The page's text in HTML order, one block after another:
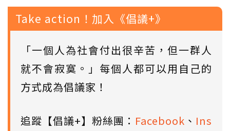
Take action！加入《倡議+》
「一個人為社會付出很辛苦，但一群人
就不會寂寞。」每個人都可以用自己的
方式成為倡議家！
追蹤【倡議+】粉絲團： Facebook 、 Ins